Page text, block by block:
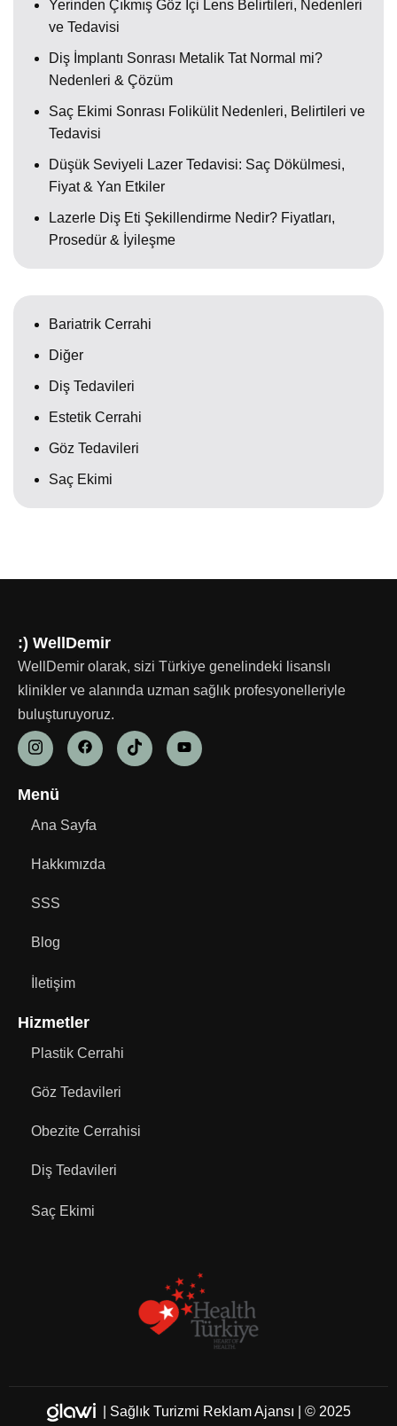
Yerinden Çıkmış Göz İçi Lens Belirtileri, Nedenleri
ve Tedavisi
Diş İmplantı Sonrası Metalik Tat Normal mi?
Nedenleri & Çözüm
Saç Ekimi Sonrası Folikülit Nedenleri, Belirtileri ve
Tedavisi
Düşük Seviyeli Lazer Tedavisi: Saç Dökülmesi,
Fiyat & Yan Etkiler
Lazerle Diş Eti Şekillendirme Nedir? Fiyatları,
Prosedür & İyileşme
Bariatrik Cerrahi
Diğer
Diş Tedavileri
Estetik Cerrahi
Göz Tedavileri
Saç Ekimi
:) WellDemir
WellDemir olarak, sizi Türkiye genelindeki lisanslı
klinikler ve alanında uzman sağlık profesyonelleriyle
buluşturuyoruz.
Menü
Ana Sayfa
Hakkımızda
SSS
Blog
İletişim
Hizmetler
Plastik Cerrahi
Göz Tedavileri
Obezite Cerrahisi
Diş Tedavileri
Saç Ekimi
| Sağlık Turizmi Reklam Ajansı
| © 2025